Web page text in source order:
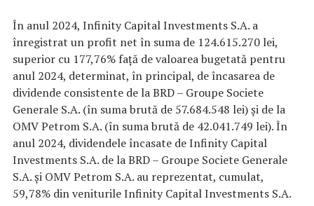
În anul 2024, Infinity Capital Investments S.A. a
înregistrat un profit net în suma de 124.615.270 lei,
superior cu 177,76% față de valoarea bugetată pentru
anul 2024, determinat, în principal, de încasarea de
dividende consistente de la BRD – Groupe Societe
Generale S.A. (în suma brută de 57.684.548 lei) și de la
OMV Petrom S.A. (în suma brută de 42.041.749 lei). În
anul 2024, dividendele încasate de Infinity Capital
Investments S.A. de la BRD – Groupe Societe Generale
S.A. și OMV Petrom S.A. au reprezentat, cumulat,
59,78% din veniturile Infinity Capital Investments S.A.